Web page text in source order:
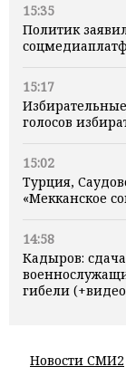
15:35
Политик
15:17
голосов
15:02
Турция,
«Мекканское
14:58
Кадыров:
гибели
Новости СМИ2